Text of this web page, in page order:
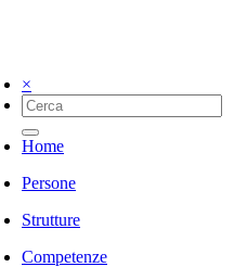
×
Home
Persone
Strutture
Competenze